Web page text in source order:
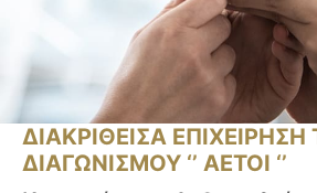
ΔΙΑΚΡΙΘΕΙΣΑ ΕΠΙΧΕΙΡΗΣΗ
ΔΙΑΓΩΝΙΣΜΟΥ ‘’ ΑΕΤΟΙ ‘’